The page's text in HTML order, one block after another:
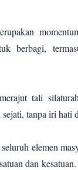
berbagi,
tali
tanpa iri hati
elemen
dan